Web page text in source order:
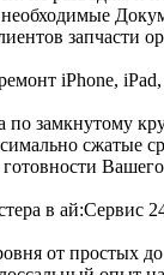
запчасти
по замкнутому
сжатые
Вашего
от простых